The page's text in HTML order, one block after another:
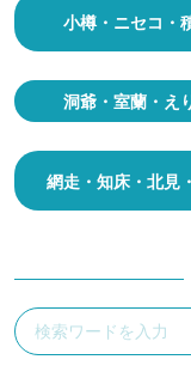
小樽・ニセコ・
洞爺・室蘭・え
網走・知床・北見